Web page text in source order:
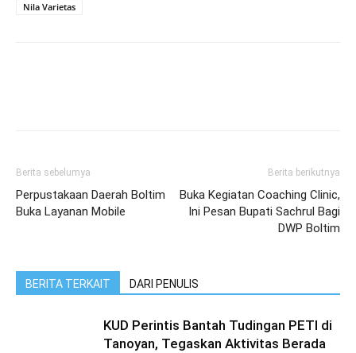
Nila Varietas
Berita sebelumya
Perpustakaan Daerah Boltim
Buka Layanan Mobile
Berita berikutnya
Buka Kegiatan Coaching Clinic,
Ini Pesan Bupati Sachrul Bagi
DWP Boltim
BERITA TERKAIT DARI PENULIS
KUD Perintis Bantah Tudingan PETI di
Tanoyan, Tegaskan Aktivitas Berada